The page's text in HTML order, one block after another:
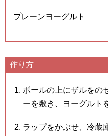
プレーンヨーグルト
作り方
ボールの上にザルをの
ーを敷き、ヨーグルト
ラップをかぶせ、冷蔵